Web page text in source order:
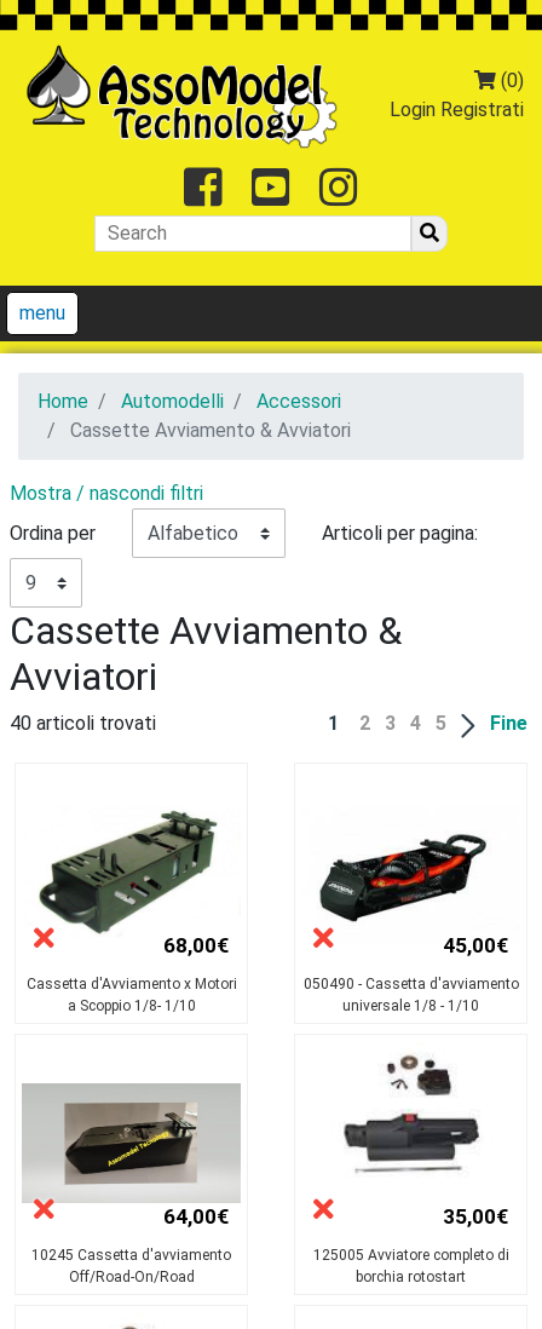
(0)
Login Registrati
Facebook
Youtube
menu
Home Automodelli
Accessori
Cassette Avviamento & Avviatori
Mostra / nascondi filtri
Ordina per
Articoli per pagina:
Cassette Avviamento &
Avviatori
40 articoli trovati 1 2 3 4 5 Fine
68,00€
Cassetta d'Avviamento x Motori
a Scoppio 1/8- 1/10
45,00€
050490 - Cassetta d'avviamento
universale 1/8 - 1/10
64,00€
10245 Cassetta d'avviamento
Off/Road-On/Road
35,00€
125005 Avviatore completo di
borchia rotostart